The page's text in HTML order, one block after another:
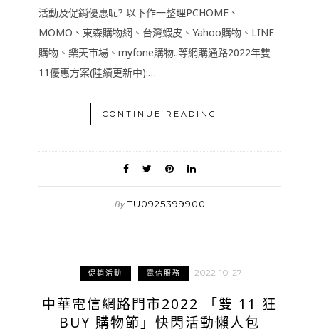
活動及促銷優惠呢? 以下作一整理PCHOME、
MOMO、東森購物網、台灣蝦皮、Yahoo購物、LINE
購物、樂天市場、myfone購物..等網購通路2022年雙
11優惠方案(陸續更新中):…
CONTINUE READING
By TU0925399900
促銷活動 電信服務 2022-10-27
中華電信網路門市2022 「雙 11 狂
BUY 購物節」快閃活動懶人包